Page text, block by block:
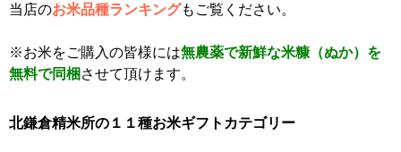
当店のお米品種ランキングもご覧ください。
※お米をご購入の皆様には無農薬で新鮮な米糠（ぬか）を
無料で同梱 させて頂けます。
北鎌倉精米所の１１種お米ギフトカテゴリー